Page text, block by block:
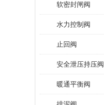
软密封闸阀
水力控制阀
止回阀
安全泄压持压阀
暖通平衡阀